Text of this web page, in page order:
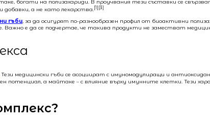
богати на полизахариди. В проучвания тези съставки се
добавки, а не като лекарства.[1][3]
гъби, за да осигурят по-разнообразен профил от биоактивни
е да се подчертае, че такива продукти не заместват
Тези медицински гъби се асоциират с имуномодулиращи и
потенциал, а майтаке – с влияние върху имунните клетки. Тези